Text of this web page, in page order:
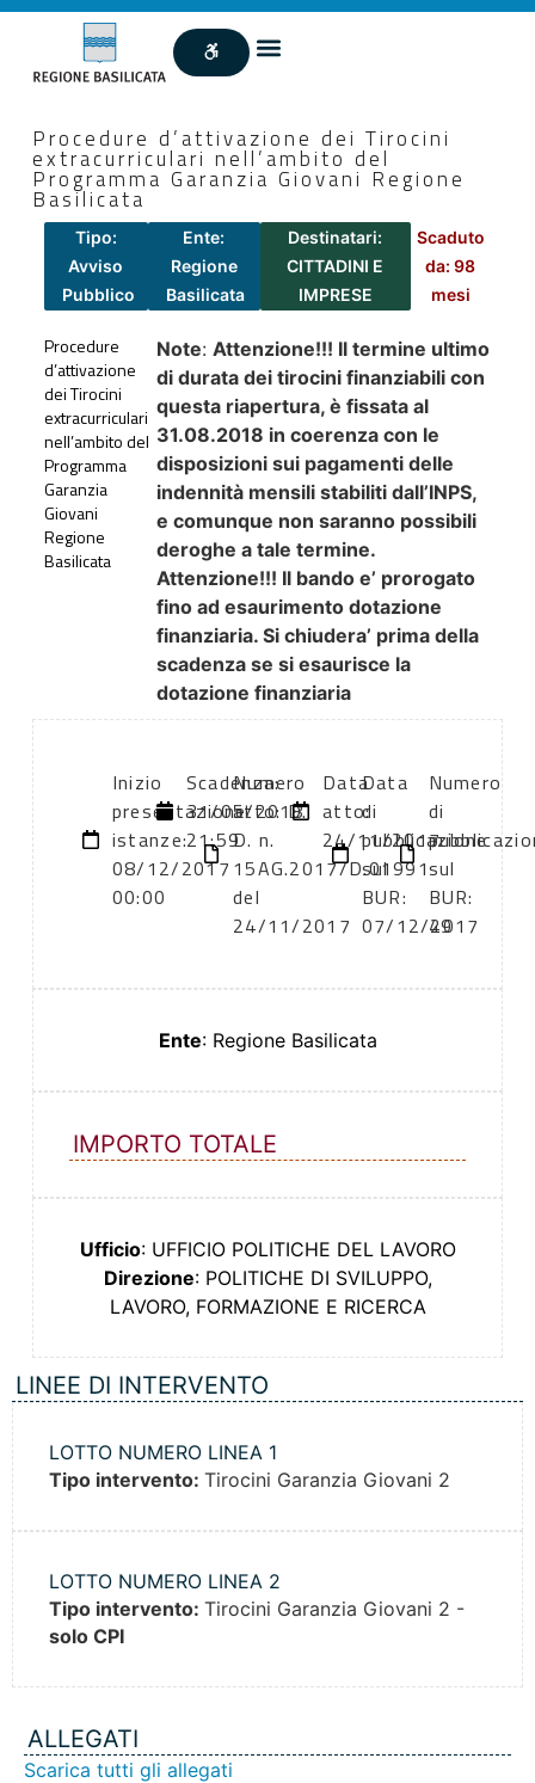
Procedure d’attivazione dei Tirocini
extracurriculari nell’ambito del
Programma Garanzia Giovani Regione
Basilicata
Tipo:
Avviso
Pubblico
Ente:
Regione
Basilicata
Destinatari:
CITTADINI E
IMPRESE
Scaduto
da: 98
mesi
Procedure
d’attivazione
dei Tirocini
extracurriculari
nell’ambito del
Programma
Garanzia
Giovani
Regione
Basilicata
Note:Attenzione!!! Il termine ultimo
di durata dei tirocini finanziabili con
questa riapertura, è fissata al
31.08.2018 in coerenza con le
disposizioni sui pagamenti delle
indennità mensili stabiliti dall’INPS,
e comunque non saranno possibili
deroghe a tale termine.
Attenzione!!! Il bando e’ prorogato
fino ad esaurimento dotazione
finanziaria. Si chiudera’ prima della
scadenza se si esaurisce la
dotazione finanziaria
Inizio
presentazione
istanze:
08/12/2017
00:00
Scadenza:
31/05/2018
21:59
Numero
atto: D.
D. n.
15AG.2017/D.01991
del
24/11/2017
Data
atto:
24/11/2017
Data
di
pubblicazione
sul
BUR:
07/12/2017
Numero
di
sul
BUR:
49
Ente: Regione Basilicata
IMPORTO TOTALE
Ufficio: UFFICIO POLITICHE DEL LAVORO
Direzione: POLITICHE DI SVILUPPO,
LAVORO, FORMAZIONE E RICERCA
LINEE DI INTERVENTO
LOTTO NUMERO LINEA 1
Tipo intervento: Tirocini Garanzia Giovani 2
LOTTO NUMERO LINEA 2
Tipo intervento: Tirocini Garanzia Giovani 2 -
solo CPI
ALLEGATI
Scarica tutti gli allegati